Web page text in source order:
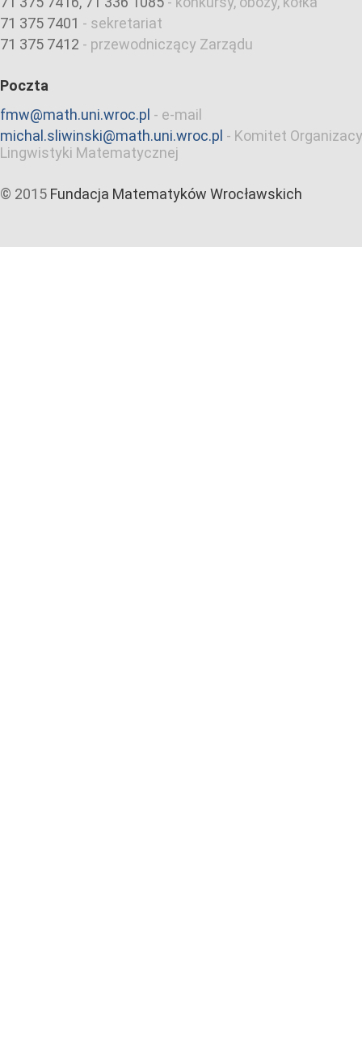
71 375 7401 - sekretariat
71 375 7412 - przewodniczący Zarządu
Poczta
fmw@math.uni.wroc.pl - e-mail
michal.sliwinski@math.uni.wroc.pl - Komitet
Lingwistyki Matematycznej
© 2015 Fundacja Matematyków Wrocławskich